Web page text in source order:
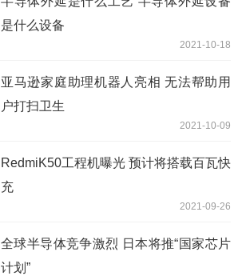
是什么设备
2021-10-18
亚马逊家庭助理机器人亮相 无法帮助用
户打扫卫生
2021-10-09
RedmiK50工程机曝光 预计将搭载百瓦快
充
2021-09-26
全球半导体竞争激烈 日本将推“国家芯片
计划”